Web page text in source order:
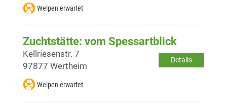
Welpen erwartet
Zuchtstätte: vom Spessartblick
Details
Kellriesenstr. 7
97877 Wertheim
Welpen erwartet